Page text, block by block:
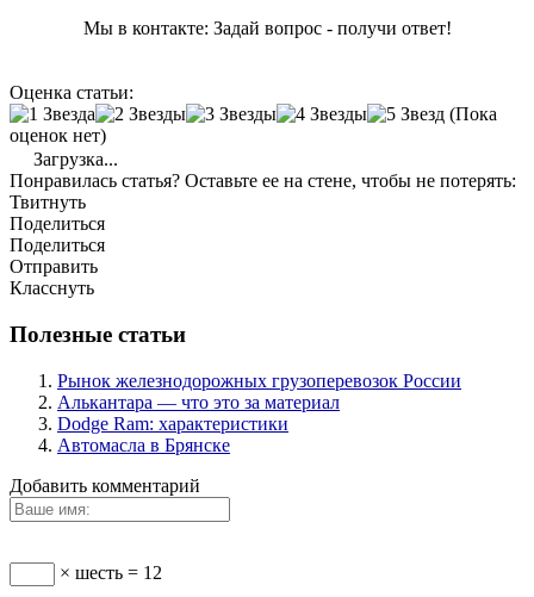
Мы в контакте: Задай вопрос - получи ответ!
Оценка статьи:
(Пока
оценок нет)
Загрузка...
Понравилась статья? Оставьте ее на стене, чтобы не потерять:
Твитнуть
Поделиться
Поделиться
Отправить
Класснуть
Полезные статьи
Рынок железнодорожных грузоперевозок России
Алькантара — что это за материал
Dodge Ram: характеристики
Автомасла в Брянске
Добавить комментарий
× шесть = 12